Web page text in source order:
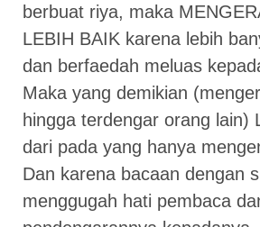
berbuat riya, maka
LEBIH BAIK karena lebih
dan berfaedah meluas
Maka yang demikian
hingga terdengar orang lain)
dari pada yang hanya
Dan karena bacaan dengan
menggugah hati pembaca